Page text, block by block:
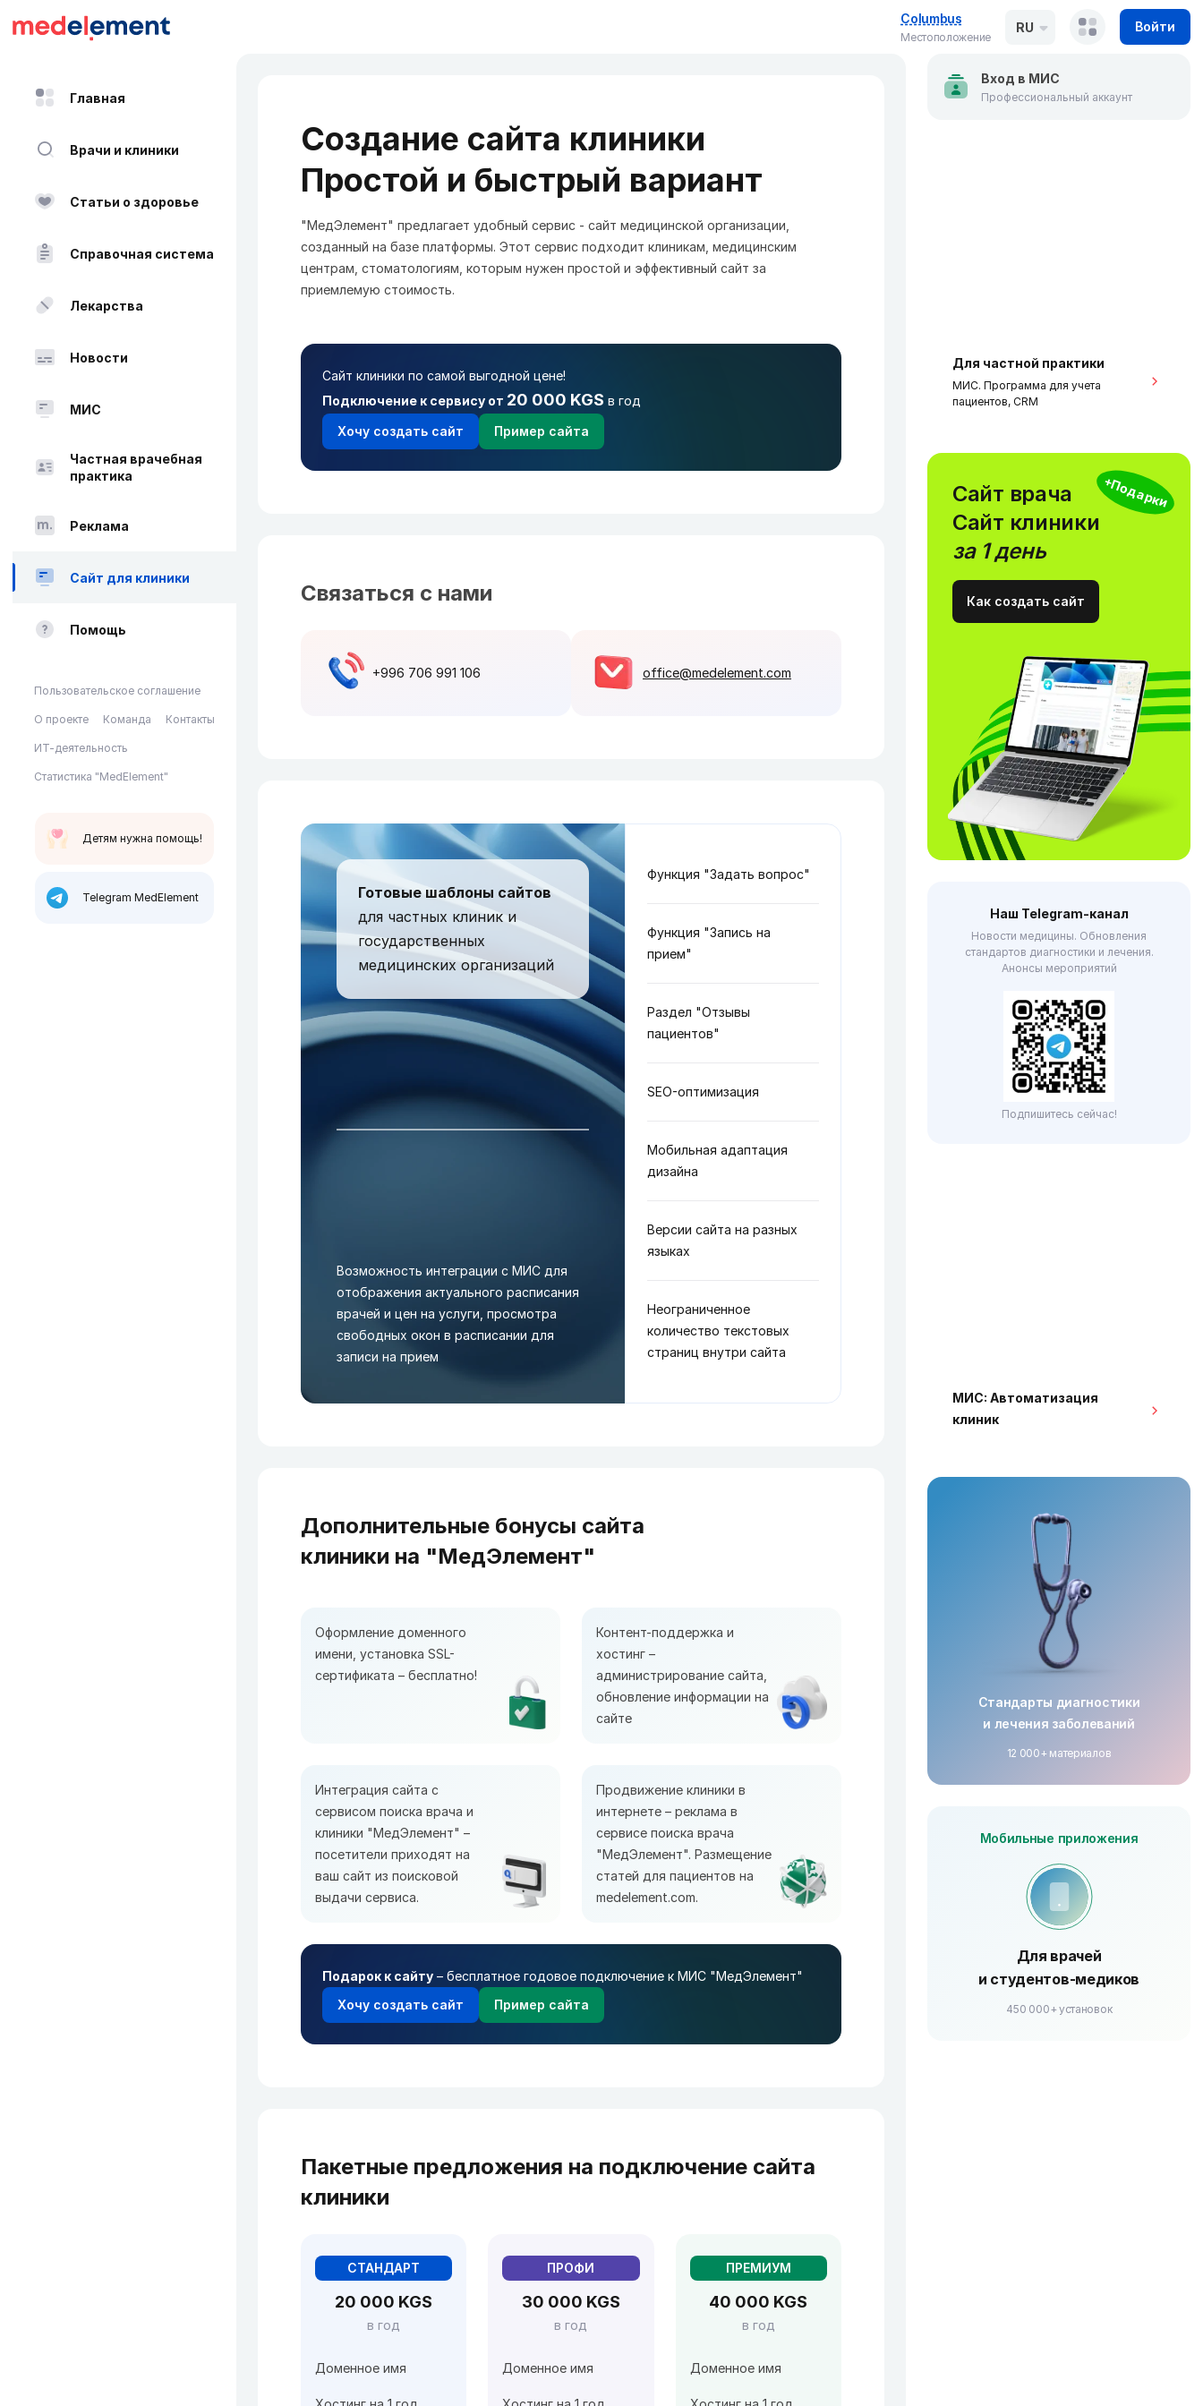
Columbus
Местоположение
RU Войти
Главная
Врачи и клиники
Статьи о здоровье
Справочная система
Лекарства
Новости
МИС
Частная врачебная
практика
Реклама
Сайт для клиники
Помощь
Пользовательское соглашение
О проекте Команда Контакты
ИТ-деятельность
Статистика "MedElement"
Детям нужна помощь!
Telegram MedElement
Создание сайта клиники
Простой и быстрый вариант
"МедЭлемент" предлагает удобный сервис - сайт медицинской организации,
созданный на базе платформы. Этот сервис подходит клиникам, медицинским
центрам, стоматологиям, которым нужен простой и эффективный сайт за
приемлемую стоимость.
Сайт клиники по самой выгодной цене!
Подключение к сервису от 20 000 KGS в год
Хочу создать сайт
Пример сайта
Связаться с нами
+996 706 991 106 office@medelement.com
Готовые шаблоны сайтов
для частных клиник и
государственных
медицинских организаций
Возможность интеграции с МИС для
отображения актуального расписания
врачей и цен на услуги, просмотра
свободных окон в расписании для
записи на прием
Функция "Задать вопрос"
Функция "Запись на
прием"
Раздел "Отзывы
пациентов"
SEO-оптимизация
Мобильная адаптация
дизайна
Версии сайта на разных
языках
Неограниченное
количество текстовых
страниц внутри сайта
Дополнительные бонусы сайта
клиники на "МедЭлемент"
Оформление доменного
имени, установка SSL-
сертификата – бесплатно!
Контент-поддержка и
хостинг –
администрирование сайта,
обновление информации на
сайте
Интеграция сайта с
сервисом поиска врача и
клиники "МедЭлемент" –
посетители приходят на
ваш сайт из поисковой
выдачи сервиса.
Продвижение клиники в
интернете – реклама в
сервисе поиска врача
"МедЭлемент". Размещение
статей для пациентов на
medelement.com.
Подарок к сайту – бесплатное годовое подключение к МИС "МедЭлемент"
Хочу создать сайт
Пример сайта
Пакетные предложения на подключение сайта
клиники
СТАНДАРТ
20 000 KGS
в год
Доменное имя
ПРОФИ
30 000 KGS
в год
Доменное имя
ПРЕМИУМ
40 000 KGS
в год
Доменное имя
Вход в МИС
Профессиональный аккаунт
Для частной практики
МИС. Программа для учета
пациентов, CRM
+Подарки
Сайт врача
Сайт клиники
за 1 день
Как создать сайт
Наш Telegram-канал
Новости медицины. Обновления
стандартов диагностики и лечения.
Анонсы мероприятий
Подпишитесь сейчас!
МИС: Автоматизация
клиник
Стандарты диагностики
и лечения заболеваний
12 000+ материалов
Мобильные приложения
Для врачей
и студентов-медиков
450 000+ установок